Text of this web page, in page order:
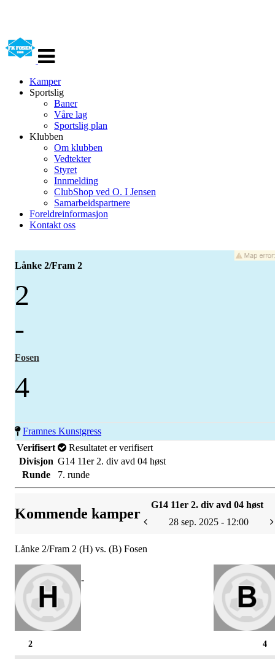
navigasjon
Kamper
Sportslig
Baner
Våre lag
Sportslig plan
Klubben
Om klubben
Vedtekter
Styret
Innmelding
ClubShop ved O. I Jensen
Samarbeidspartnere
Foreldreinformasjon
Kontakt oss
Lånke 2/Fram 2
2
-
Fosen
4
Framnes Kunstgress
Verifisert
Resultatet er verifisert
Divisjon G14 11er 2. div avd 04 høst
Runde
7. runde
Kommende kamper
G14 11er 2. div avd 04 høst
28 sep. 2025 - 12:00
Lånke 2/Fram 2 (H) vs. (B) Fosen
-
4
2